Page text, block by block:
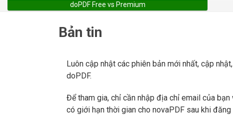
doPDF Free vs Premium
Bản tin
Luôn cập nhật các phiên bản mới nhất, cập
doPDF.
Để tham gia, chỉ cần nhập địa chỉ email của
có giới hạn thời gian cho novaPDF sau khi đăng